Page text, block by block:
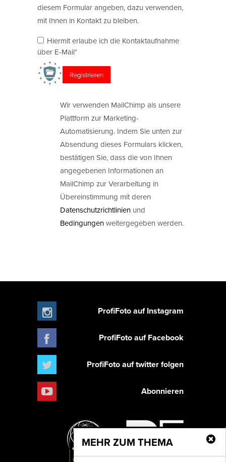
diesem Formular angeben, dazu verwenden,
mit Ihnen in Kontakt zu bleiben.
Hiermit erlaube ich die Kontaktaufnahme
über E-Mail*
Wir verwenden MailChimp als unsere
Plattform zur Marketing-
Automatisierung. Indem Sie unten zur
Absendung dieses Formulars klicken,
bestätigen Sie, dass die von Ihnen
angegebenen Informationen an
MailChimp zur Verarbeitung in
Übereinstimmung mit deren
Datenschutzrichtlinien und
Bedingungenweitergegeben werden.
MEHR ZUM THEMA
ProfiFoto auf Instagram
ProfiFoto auf Facebook
ProfiFoto auf twitter folgen
Abonnieren